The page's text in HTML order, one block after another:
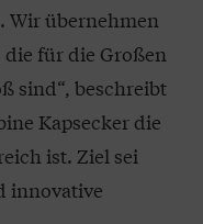
Wir übernehmen
für die Großen
sind“, beschreibt
Kapsecker die
ist. Ziel sei
innovative